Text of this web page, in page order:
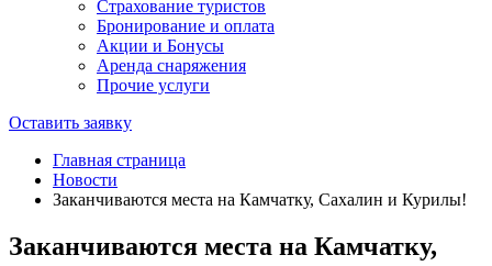
Страхование туристов
Бронирование и оплата
Акции и Бонусы
Аренда снаряжения
Прочие услуги
Оставить заявку
Главная страница
Новости
Заканчиваются места на Камчатку, Сахалин и Курилы!
Заканчиваются места на Камчатку,